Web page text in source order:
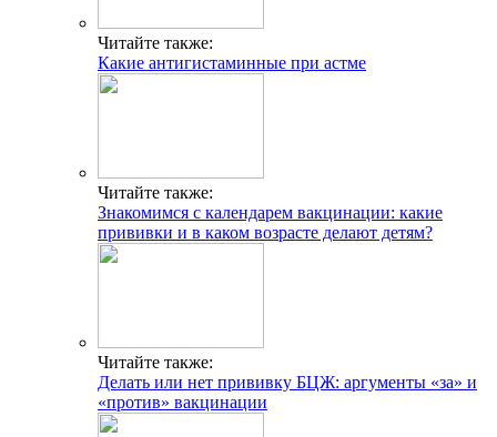
Читайте также:
Какие антигистаминные при астме
Читайте также:
Знакомимся с календарем вакцинации: какие
прививки и в каком возрасте делают детям?
Читайте также:
Делать или нет прививку БЦЖ: аргументы «за» и
«против» вакцинации